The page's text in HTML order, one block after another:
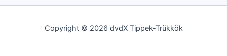
Copyright © 2026 dvdX Tippek-Trükkök